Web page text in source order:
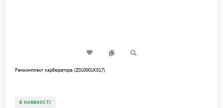
Ремкомплект карбюратора (Z010001K017)
В НАЯВНОСТІ